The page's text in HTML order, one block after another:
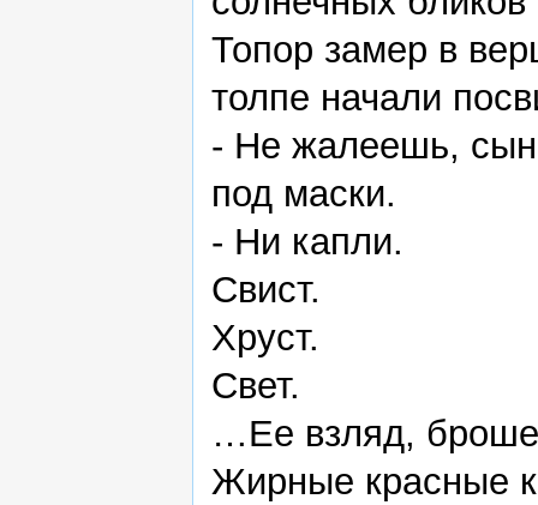
Топор замер в
толпе начали
- Не жалеешь,
под маски.
- Ни капли.
Свист.
Хруст.
Свет.
…Ее взляд,
Жирные красные